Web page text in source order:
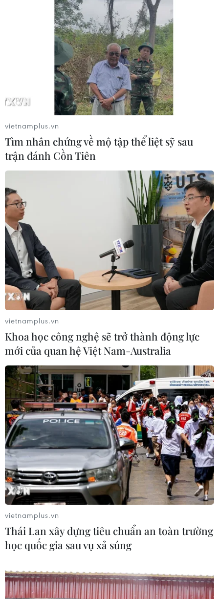
vietnamplus.vn
Tìm nhân chứng về mộ tập thể liệt sỹ sau
trận đánh Cồn Tiên
vietnamplus.vn
Khoa học công nghệ sẽ trở thành động lực
mới của quan hệ Việt Nam-Australia
vietnamplus.vn
Thái Lan xây dựng tiêu chuẩn an toàn trường
học quốc gia sau vụ xả súng